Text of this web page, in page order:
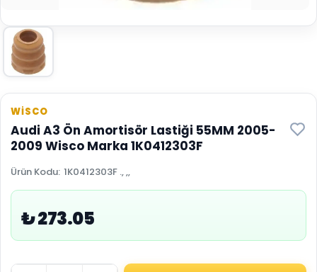
WİSCO
Audi A3 Ön Amortisör Lastiği 55MM 2005-
2009 Wisco Marka 1K0412303F
Ürün Kodu: 1K0412303F ., ,,
₺ 273.05